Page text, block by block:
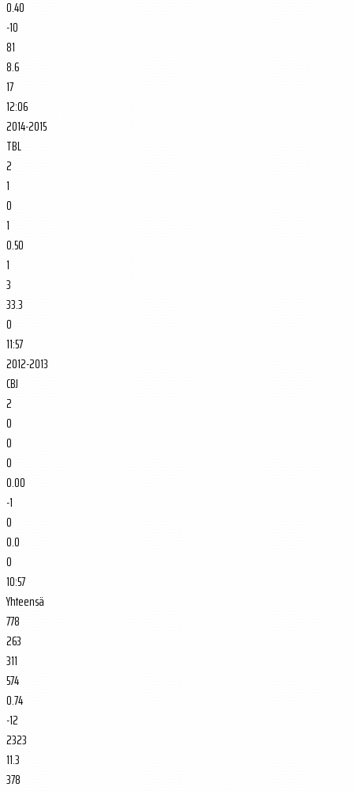
0.40
-10
81
8.6
17
12:06
2014-2015
TBL
2
1
0
1
0.50
1
3
33.3
0
11:57
2012-2013
CBJ
2
0
0
0
0.00
-1
0
0.0
0
10:57
Yhteensä
778
263
311
574
0.74
-12
2323
11.3
378